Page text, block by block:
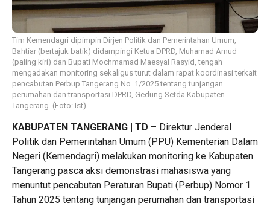
Tim Kemendagri dipimpin Dirjen Politik dan Pemerintahan Umum,
Bahtiar (bertajuk batik) didampingi Ketua DPRD, Muhamad Amud
(paling kiri) dan Bupati Mochmamad Maesyal Rasyid, tengah
mengadakan monitoring sekaligus turut dalam rapat koordinasi terkait
pencabutan Perbup Tangerang No. 1/2025 tentang tunjangan
perumahan dan transportasi DPRD, Gedung Setda Kabupaten
Tangerang. (Foto: Ist)
KABUPATEN TANGERANG | TD – Direktur Jenderal
Politik dan Pemerintahan Umum (PPU) Kementerian Dalam
Negeri (Kemendagri) melakukan monitoring ke Kabupaten
Tangerang pasca aksi demonstrasi mahasiswa yang
menuntut pencabutan Peraturan Bupati (Perbup) Nomor 1
Tahun 2025 tentang tunjangan perumahan dan transportasi